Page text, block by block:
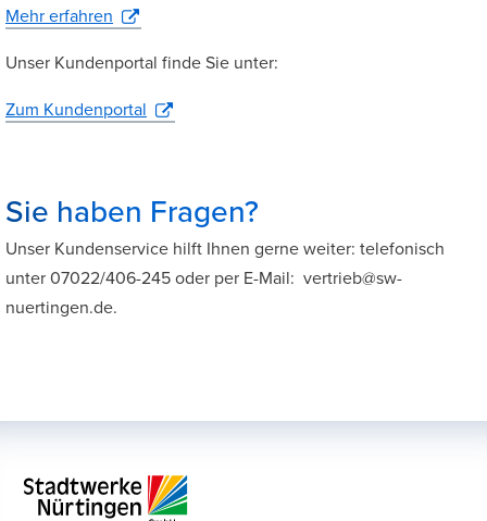
Mehr erfahren
Unser Kundenportal finde Sie unter:
Zum Kundenportal
Sie haben Fragen?
Unser Kundenservice hilft Ihnen gerne weiter: telefonisch
unter 07022/406-245 oder per E-Mail: vertrieb@sw-
nuertingen.de.